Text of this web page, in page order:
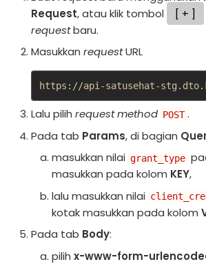
Request, atau klik tombol +
requestbaru.
Masukkan requestURL
https://api-satusehat-
Lalu pilih request method POST .
Pada tab Params, di bagian
masukkan nilai grant_type
masukkan pada kolom KEY,
lalu masukkan nilai
kotak masukkan pada kolom
Pada tab Body:
pilih x-www-form-